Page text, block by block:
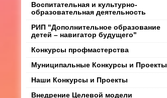
Воспитательная и культурно-
образовательная деятельность
РИП "Дополнительное образование
детей – навигатор будущего"
Конкурсы профмастерства
Муниципальные Конкурсы и Проекты
Наши Конкурсы и Проекты
Внедрение Целевой модели